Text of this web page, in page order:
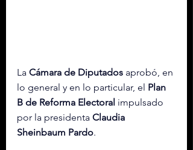
La Cámara de Diputados aprobó, en
lo general y en lo particular, el Plan
B de Reforma Electoral impulsado
por la presidenta Claudia
Sheinbaum Pardo.